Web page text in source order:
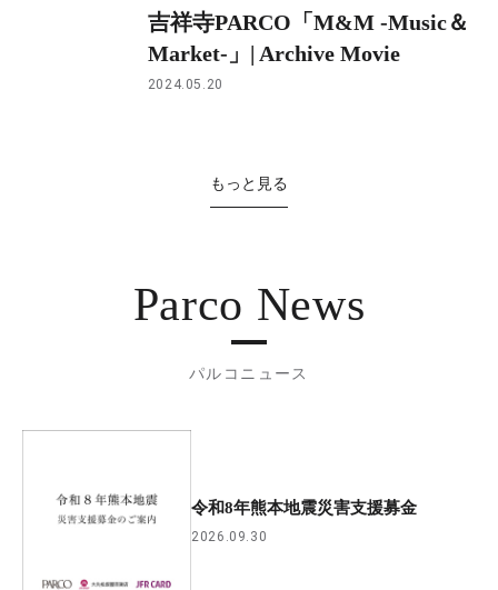
吉祥寺PARCO「M&M -Music＆
Market-」| Archive Movie
2024.05.20
もっと見る
Parco News
パルコニュース
令和8年熊本地震災害支援募金
2026.09.30